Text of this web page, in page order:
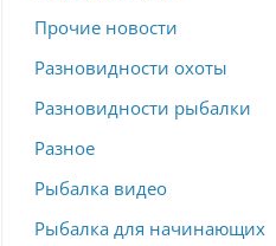
Прочие новости
Разновидности охоты
Разновидности рыбалки
Разное
Рыбалка видео
Рыбалка для начинающих